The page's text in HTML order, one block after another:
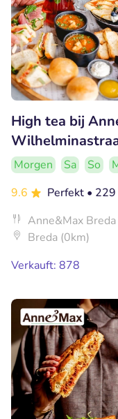
High tea bij
Morgen Sa So
9.6
Perfekt •
Anne&Max
Breda (0km)
Verkauft: 878